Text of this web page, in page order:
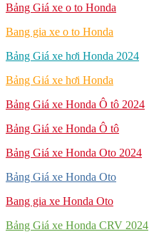
Bảng Giá xe o to Honda
Bang gia xe o to Honda
Bảng Giá xe hơi Honda 2024
Bảng Giá xe hơi Honda
Bảng Giá xe Honda Ô tô 2024
Bảng Giá xe Honda Ô tô
Bảng Giá xe Honda Oto 2024
Bảng Giá xe Honda Oto
Bang gia xe Honda Oto
Bảng Giá xe Honda CRV 2024